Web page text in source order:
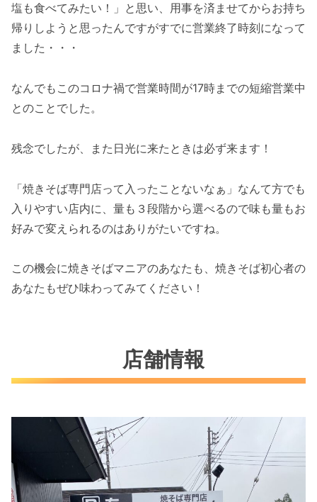
塩も食べてみたい！」と思い、用事を済ませてからお持ち
帰りしようと思ったんですがすでに営業終了時刻になって
ました・・・
なんでもこのコロナ禍で営業時間が17時までの短縮営業中
とのことでした。
残念でしたが、また日光に来たときは必ず来ます！
「焼きそば専門店って入ったことないなぁ」なんて方でも
入りやすい店内に、量も３段階から選べるので味も量もお
好みで変えられるのはありがたいですね。
この機会に焼きそばマニアのあなたも、焼きそば初心者の
あなたもぜひ味わってみてください！
店舗情報